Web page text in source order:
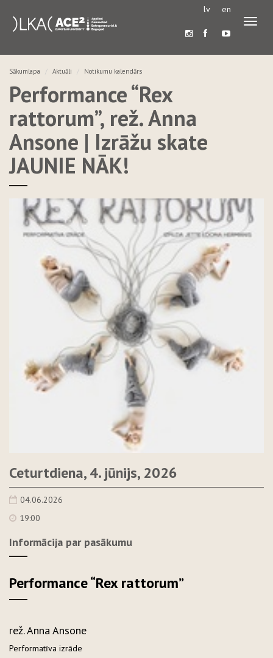
lv en
Sākumlapa Aktuāli Notikumu kalendārs
Performance “Rex
rattorum”, rež. Anna
Ansone | Izrāžu skate
JAUNIE NĀK!
Ceturtdiena, 4. jūnijs, 2026
04.06.2026
19:00
Informācija par pasākumu
Performance “Rex rattorum”
rež. Anna Ansone
Performatīva izrāde